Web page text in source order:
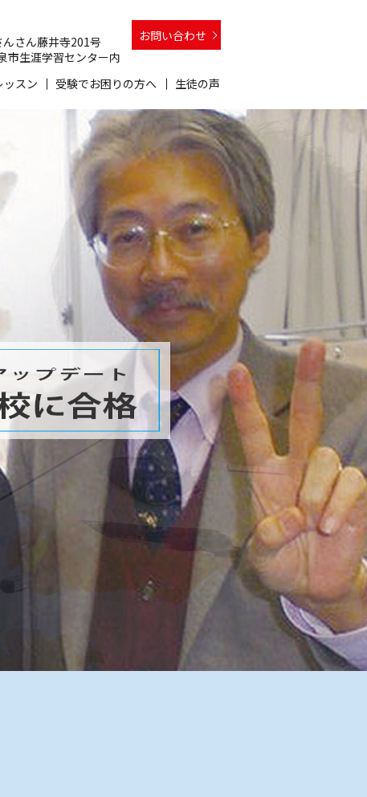
ッスン 受験でお困りの方へ 生徒の声
さん藤井寺201号
生涯学習センター内
お問い合わせ